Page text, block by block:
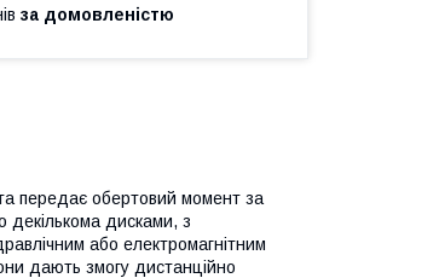
за домовленістю
передає обертовий момент за
дисками, з
або електромагнітним
дають змогу дистанційно